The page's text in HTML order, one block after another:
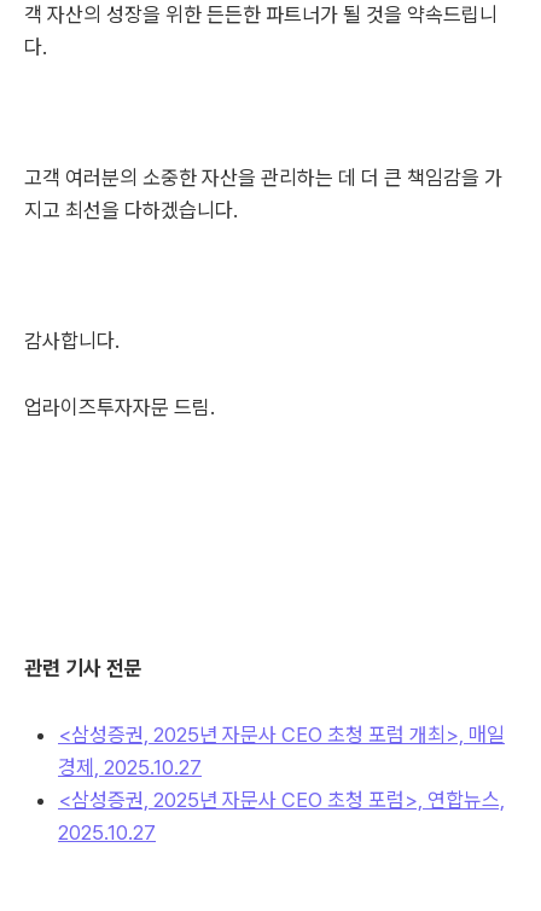
객 자산의 성장을 위한 든든한 파트너가 될 것을 약속드립니
다.
고객 여러분의 소중한 자산을 관리하는 데 더 큰 책임감을 가
지고 최선을 다하겠습니다.
감사합니다.
업라이즈투자자문 드림.
관련 기사 전문
<삼성증권, 2025년 자문사 CEO 초청 포럼 개최>, 매일
경제, 2025.10.27
<삼성증권, 2025년 자문사 CEO 초청 포럼>, 연합뉴스,
2025.10.27